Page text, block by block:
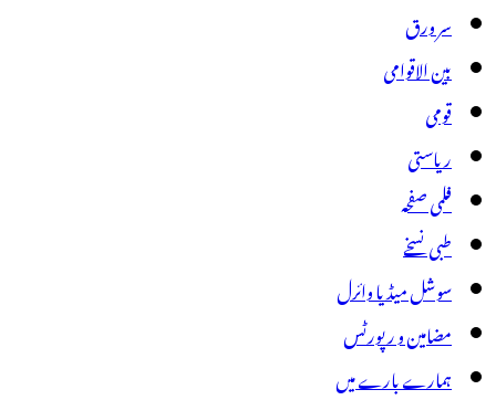
سر ورق
بین الاقوامی
قومی
ریاستی
فلمی صفحہ
طبی نسخے
سوشل میڈیا وائرل
مضامین و رپورٹس
ہمارے بارے میں